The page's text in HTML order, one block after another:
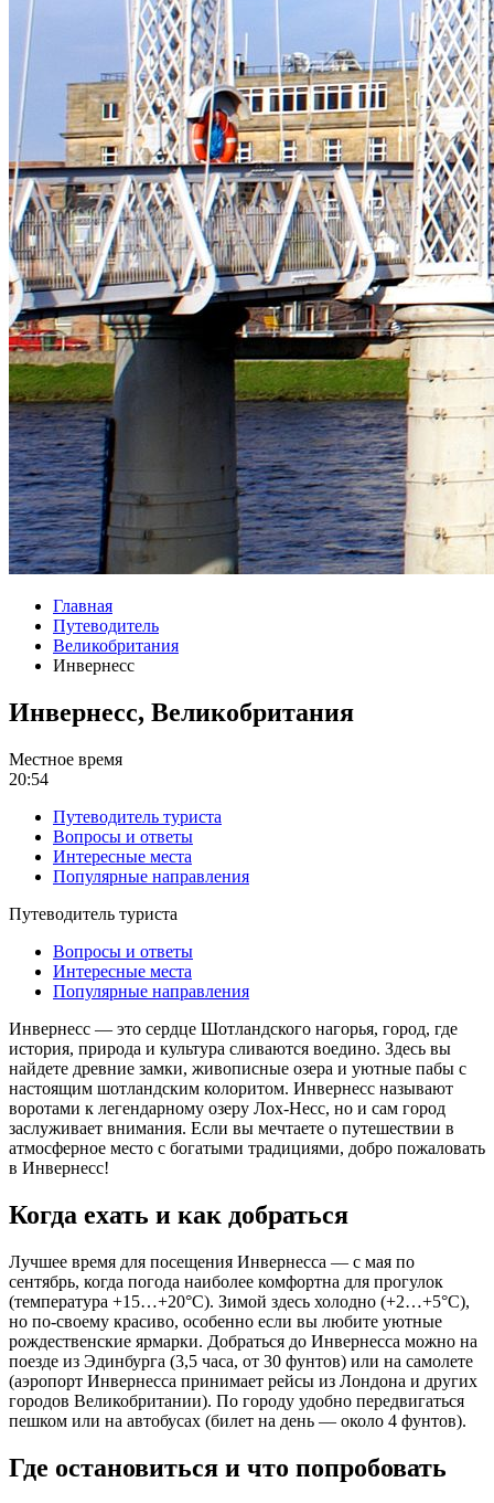
Главная
Путеводитель
Великобритания
Инвернесс
Инвернесс, Великобритания
Местное время
20:54
Путеводитель туриста
Вопросы и ответы
Интересные места
Популярные направления
Путеводитель туриста
Вопросы и ответы
Интересные места
Популярные направления
Инвернесс — это сердце Шотландского нагорья, город, где
история, природа и культура сливаются воедино. Здесь вы
найдете древние замки, живописные озера и уютные пабы с
настоящим шотландским колоритом. Инвернесс называют
воротами к легендарному озеру Лох-Несс, но и сам город
заслуживает внимания. Если вы мечтаете о путешествии в
атмосферное место с богатыми традициями, добро пожаловать
в Инвернесс!
Когда ехать и как добраться
Лучшее время для посещения Инвернесса — с мая по
сентябрь, когда погода наиболее комфортна для прогулок
(температура +15…+20°C). Зимой здесь холодно (+2…+5°C),
но по-своему красиво, особенно если вы любите уютные
рождественские ярмарки. Добраться до Инвернесса можно на
поезде из Эдинбурга (3,5 часа, от 30 фунтов) или на самолете
(аэропорт Инвернесса принимает рейсы из Лондона и других
городов Великобритании). По городу удобно передвигаться
пешком или на автобусах (билет на день — около 4 фунтов).
Где остановиться и что попробовать